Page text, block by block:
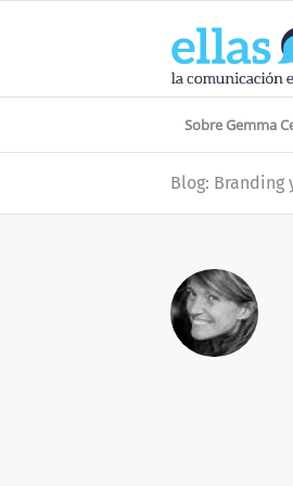
Sobre Gemma
Blog: Branding